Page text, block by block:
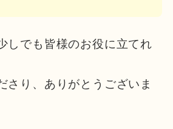
しでも皆様のお役に立てれ
さり、ありがとうございま